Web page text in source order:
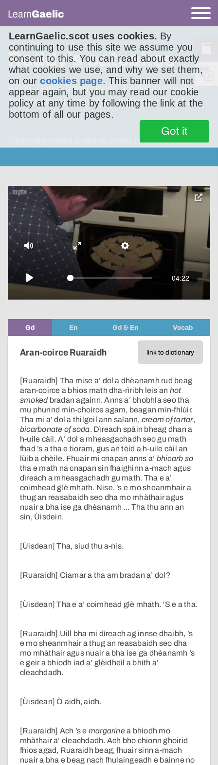
LearnGaelic.scot uses cookies. By
continuing to use this site we assume you
consent to this. You can read about exactly
what cookies we use, and why we set them,
on ourcookies page. This banner will not
appear again, but you may read our cookie
policy at any time by following the link at the
bottom of all our pages.
Got it
LearnGaelic
Roddy's oatcakes
Video, Gaelic transcription, English translation
and vocabulary from the programme Seòid a’
Chidsin
(Originally added to Watch Gaelic in 2019.)
Play
04:22
Mute Settings
Enter
fullscreen
toggle
pop-
over
video
Gd En Gd & En Vocab
link to dictionary
Aran-coirce Ruaraidh
[Ruaraidh] Tha mise a’ dol a dhèanamh rud beag
aran-coirce a bhios math dha-rìribh leis an hot
smoked bradan againn. Anns a’ bhobhla seo tha
mu phunnd min-choirce agam, beagan min-fhlùir.
Tha mi a’ dol a thilgeil ann salann, cream of tartar,
bicarbonate of soda. Dìreach spàin bheag dhan a
h-uile càil. A’ dol a mheasgachadh seo gu math
fhad ’s a tha e tioram, gus an tèid a h-uile càil an
lùib a chèile. Fhuair mi cnapan anns a’ bhicarb so
tha e math na cnapan sin fhaighinn a-mach agus
dìreach a mheasgachadh gu math. Tha e a’
coimhead glè mhath. Nise, ’s e mo sheanmhair a
thug an reasabaidh seo dha mo mhàthair agus
nuair a bha ise ga dhèanamh ... Tha thu ann an
sin, Ùisdein.
[Ùisdean] Tha, siud thu a-nis.
[Ruaraidh] Ciamar a tha am bradan a’ dol?
[Ùisdean] Tha e a’ coimhead glè mhath. ’S e a tha.
[Ruaraidh] Uill bha mi dìreach ag innse dhaibh, ’s
e mo sheanmhair a thug an reasabaidh seo dha
mo mhàthair agus nuair a bha ise ga dhèanamh ’s
e geir a bhiodh iad a’ glèidheil a bhith a’
cleachdadh.
[Ùisdean] Ò aidh, aidh.
[Ruaraidh] Ach ’s e margarinea bhiodh mo
mhàthair a’ cleachdadh. Ach bho chionn ghoirid
fhios agad, Ruaraidh beag, fhuair sinn a-mach
nuair a bha e beag nach fhulaingeadh e bainne no